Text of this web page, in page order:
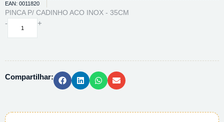
EAN: 0011820
PINCA P/ CADINHO ACO INOX - 35CM
-
PINCA
-
+
Compartilhar: